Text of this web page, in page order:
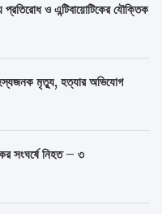
ও এন্টিবায়োটিকের যৌক্তিক
রহস্যজনক মৃত্যু, হত্যার অভিযোগ
সংঘর্ষে নিহত – ৩